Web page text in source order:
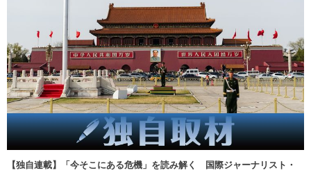
【独自連載】「今そこにある危機」を読み解く 国際ジャーナリスト・